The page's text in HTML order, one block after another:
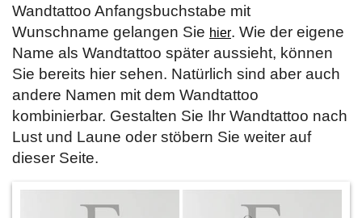
Wandtattoo Anfangsbuchstabe mit
Wunschname gelangen Sie hier. Wie der eigene
Name als Wandtattoo später aussieht, können
Sie bereits hier sehen. Natürlich sind aber auch
andere Namen mit dem Wandtattoo
kombinierbar. Gestalten Sie Ihr Wandtattoo nach
Lust und Laune oder stöbern Sie weiter auf
dieser Seite.